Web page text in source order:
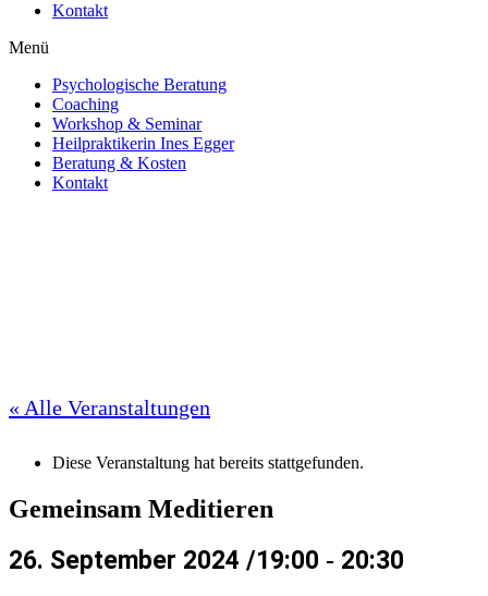
Kontakt
Menü
Psychologische Beratung
Coaching
Workshop & Seminar
Heilpraktikerin Ines Egger
Beratung & Kosten
Kontakt
« Alle Veranstaltungen
Diese Veranstaltung hat bereits stattgefunden.
Gemeinsam Meditieren
26. September 2024 /19:00 - 20:30